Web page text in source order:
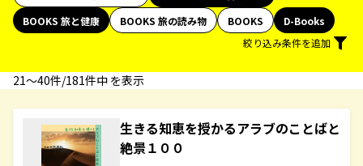
BOOKS 旅と健康
BOOKS 旅の読み物 BOOKS
D-Books
絞り込み条件を追加
21〜40件/181件中 を表示
生きる知恵を授かるアラブのことばと
絶景１００